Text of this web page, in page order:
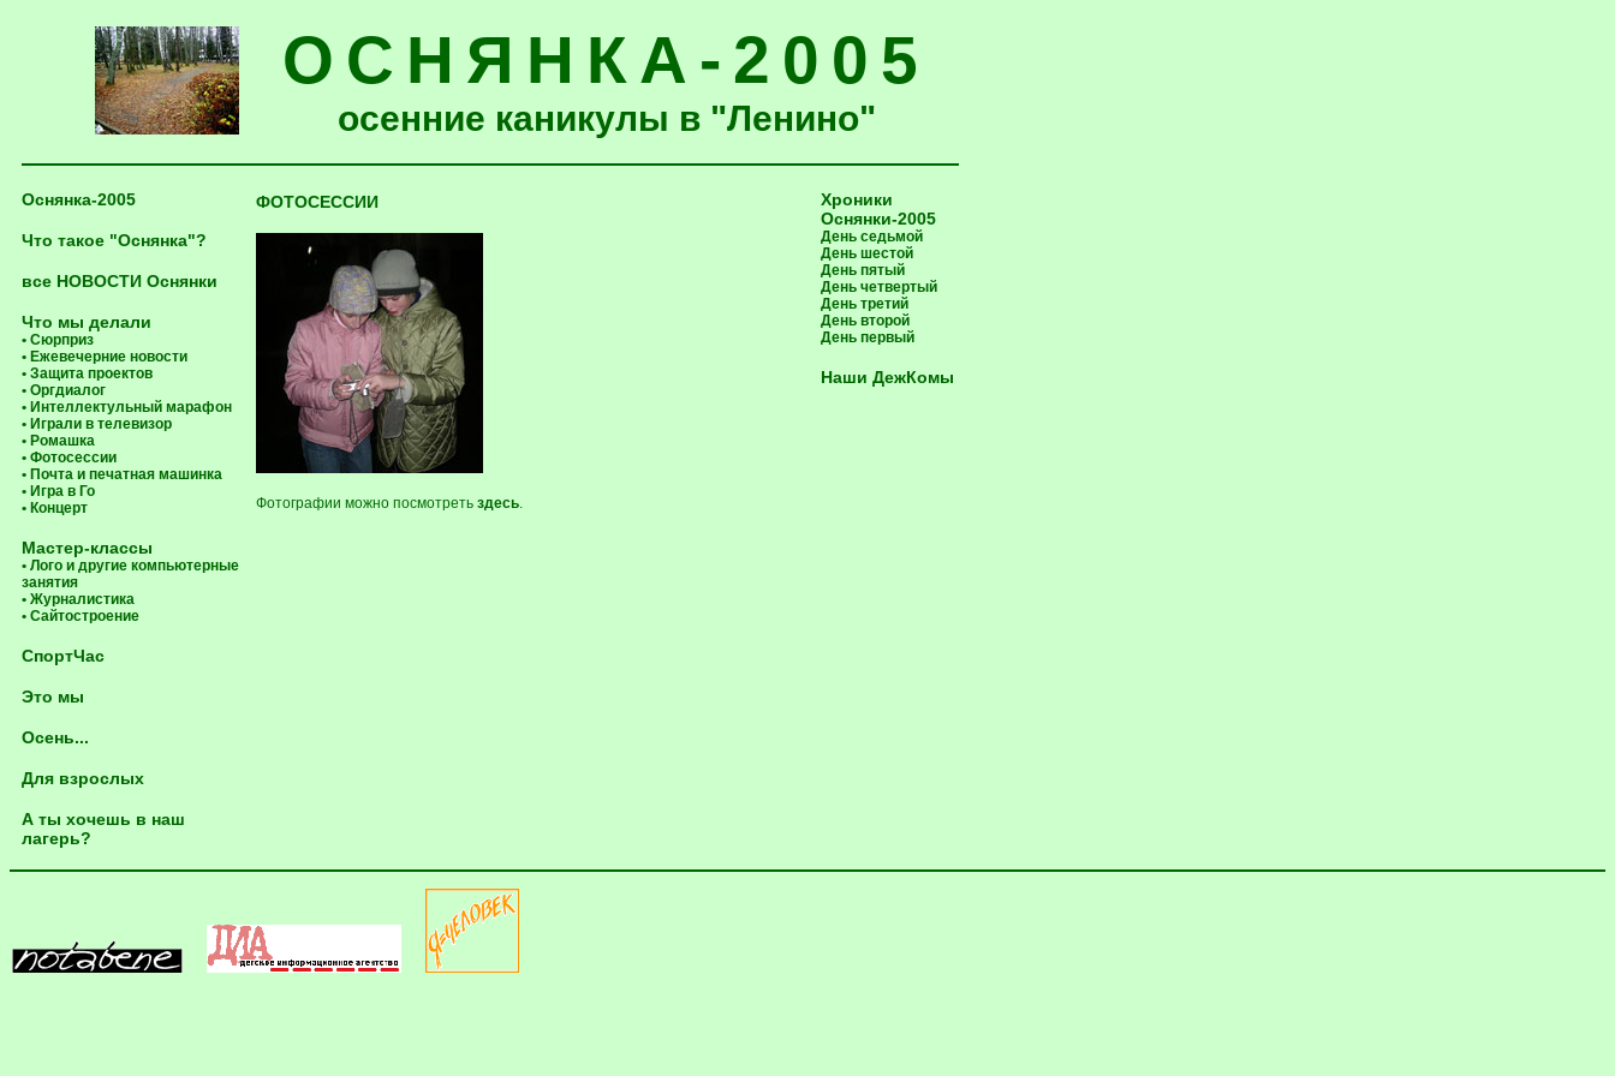
ОСНЯНКА-2005
осенние каникулы в "Ленино"
Оснянка-2005
Что такое "Оснянка"?
все НОВОСТИ Оснянки
Что мы делали
• Сюрприз
• Ежевечерние новости
• Защита проектов
• Оргдиалог
• Интеллектульный марафон
• Играли в телевизор
• Ромашка
• Фотосессии
• Почта и печатная машинка
• Игра в Го
• Концерт
Мастер-классы
• Лого и другие компьютерные
занятия
• Журналистика
• Сайтостроение
СпортЧас
Это мы
Осень...
Для взрослых
А ты хочешь в наш
лагерь?
ФОТОСЕССИИ
Фотографии можно посмотреть здесь.
Хроники
Оснянки-2005
День седьмой
День шестой
День пятый
День четвертый
День третий
День второй
День первый
Наши ДежКомы